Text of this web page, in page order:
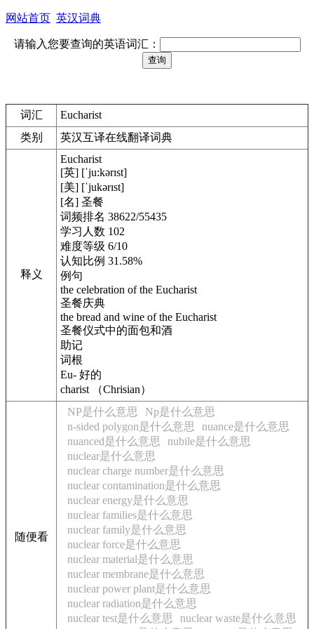
网站首页 英汉词典
请输入您要查询的英语词汇：
词汇
Eucharist
类别
英汉互译在线翻译词典
释义
Eucharist
[英] [ˈju:kərɪst]
[美] [ˈjukərɪst]
[名] 圣餐
词频排名 38622/55435
学习人数 102
难度等级 6/10
认知比例 31.58%
例句
the celebration of the Eucharist
圣餐庆典
the bread and wine of the Eucharist
圣餐仪式中的面包和酒
助记
词根
Eu- 好的
charist （Chrisian）
随便看
NP是什么意思
Np是什么意思
n-sided polygon是什么意思
nuance是什么意思
nuanced是什么意思
nubile是什么意思
nuclear是什么意思
nuclear charge number是什么意思
nuclear contamination是什么意思
nuclear energy是什么意思
nuclear families是什么意思
nuclear family是什么意思
nuclear force是什么意思
nuclear material是什么意思
nuclear membrane是什么意思
nuclear power plant是什么意思
nuclear radiation是什么意思
nuclear test是什么意思
nuclear waste是什么意思